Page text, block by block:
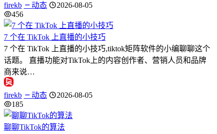
firekb 动态
2026-08-05
456
7 个在 TikTok 上直播的小技巧
7 个在 TikTok 上直播的小技巧,tiktok矩阵软件的小编聊聊这个
话题。 直播功能对TikTok上的内容创作者、营销人员和品牌
商来说…
firekb 动态
2026-08-05
185
聊聊TikTok的算法